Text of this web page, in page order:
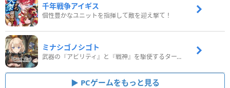
千年戦争アイギス
個性豊かなユニットを指揮して敵を迎え撃て！
ミナシゴノシゴト
武器の『アビリティ』と『戦神』を駆使するターン制コマンドバトルRPG！
PCゲームをもっと見る